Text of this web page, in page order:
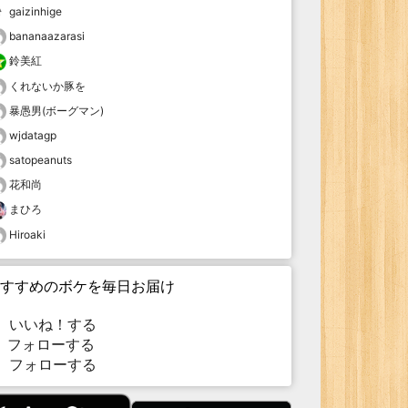
gaizinhige
bananaazarasi
鈴美紅
くれないか豚を
暴愚男(ボーグマン)
wjdatagp
satopeanuts
花和尚
まひろ
Hiroaki
すめのボケを毎日お届け
いいね！する
ォローする
フォローする